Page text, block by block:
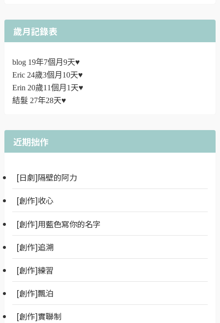
歲月記錄表
blog 19年7個月9天♥
Eric 24歲3個月10天♥
Erin 20歲11個月1天♥
結髮 27年28天♥
近期拙作
[日劇]隔壁的阿力
[創作]收心
[創作]用藍色寫你的名字
[創作]追溯
[創作]練習
[創作]飄泊
[創作]實聯制